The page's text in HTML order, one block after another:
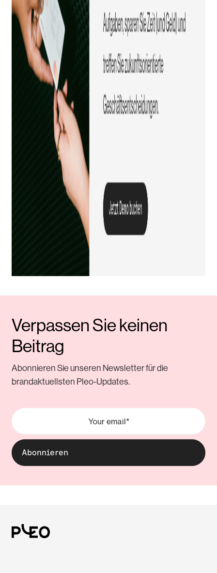
Verpassen Sie keinen
Beitrag
Abonnieren Sie unseren Newsletter für die
brandaktuellsten Pleo-Updates.